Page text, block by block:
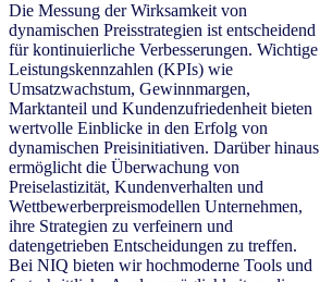
Die Messung der Wirksamkeit von
dynamischen Preisstrategien ist entscheidend
für kontinuierliche Verbesserungen. Wichtige
Leistungskennzahlen (KPIs) wie
Umsatzwachstum, Gewinnmargen,
Marktanteil und Kundenzufriedenheit bieten
wertvolle Einblicke in den Erfolg von
dynamischen Preisinitiativen. Darüber hinaus
ermöglicht die Überwachung von
Preiselastizität, Kundenverhalten und
Wettbewerberpreismodellen Unternehmen,
ihre Strategien zu verfeinern und
datengetrieben Entscheidungen zu treffen.
Bei NIQ bieten wir hochmoderne Tools und